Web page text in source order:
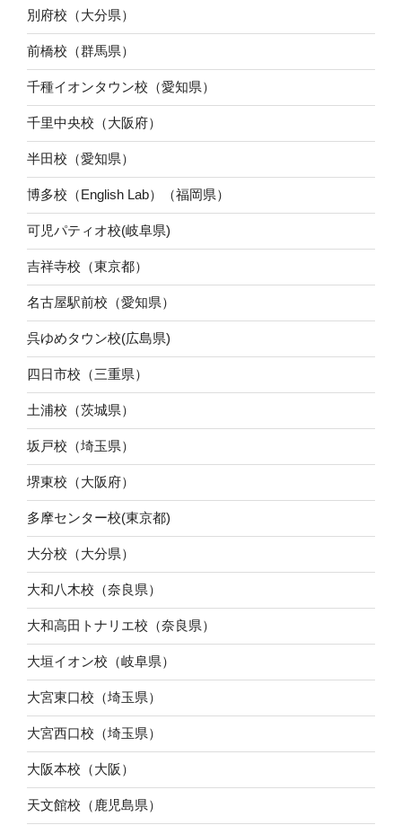
別府校（大分県）
前橋校（群馬県）
千種イオンタウン校（愛知県）
千里中央校（大阪府）
半田校（愛知県）
博多校（English Lab）（福岡県）
可児パティオ校(岐阜県)
吉祥寺校（東京都）
名古屋駅前校（愛知県）
呉ゆめタウン校(広島県)
四日市校（三重県）
土浦校（茨城県）
坂戸校（埼玉県）
堺東校（大阪府）
多摩センター校(東京都)
大分校（大分県）
大和八木校（奈良県）
大和高田トナリエ校（奈良県）
大垣イオン校（岐阜県）
大宮東口校（埼玉県）
大宮西口校（埼玉県）
大阪本校（大阪）
天文館校（鹿児島県）